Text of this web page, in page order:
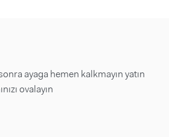
ayaga hemen kalkmayın yatın
ovalayın